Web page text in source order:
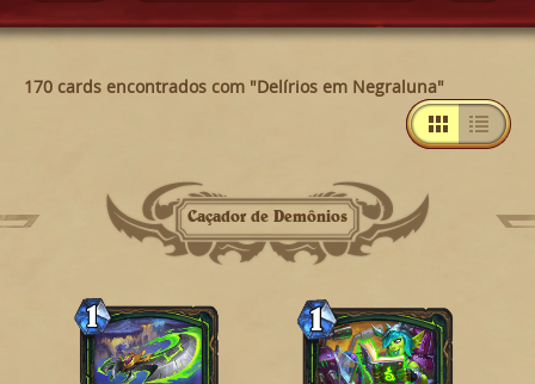
170 cards encontrados com "Delírios em Negraluna"
Caçador de Demônios